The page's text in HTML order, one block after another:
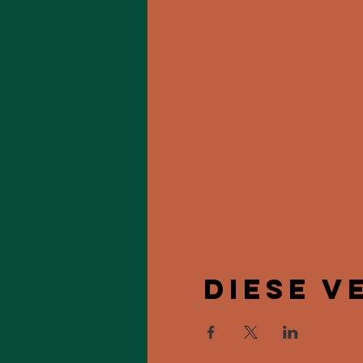
Diese